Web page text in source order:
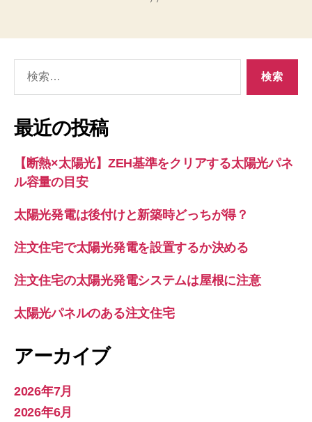
象:
最近の投稿
【断熱×太陽光】ZEH基準をクリアする太陽光パネ
ル容量の目安
太陽光発電は後付けと新築時どっちが得？
注文住宅で太陽光発電を設置するか決める
注文住宅の太陽光発電システムは屋根に注意
太陽光パネルのある注文住宅
アーカイブ
2026年7月
2026年6月